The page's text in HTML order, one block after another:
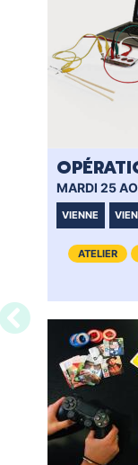
MARDI 25
VIENNE
ATELIER